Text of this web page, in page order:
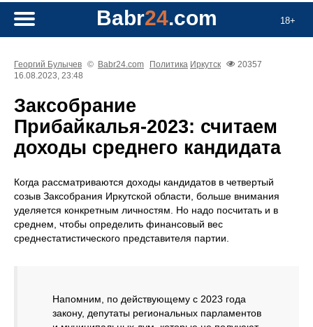
18+
Babr24.com
Георгий Булычев © Babr24.com Политика Иркутск
20357
16.08.2023, 23:48
Заксобрание
Прибайкалья-2023: считаем
доходы среднего кандидата
Когда рассматриваются доходы кандидатов в четвертый
созыв Заксобрания Иркутской области, больше внимания
уделяется конкретным личностям. Но надо посчитать и в
среднем, чтобы определить финансовый вес
среднестатистического представителя партии.
Напомним, по действующему с 2023 года
закону, депутаты региональных парламентов